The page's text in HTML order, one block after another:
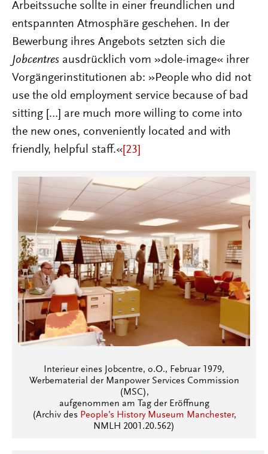
Arbeitssuche sollte in einer freundlichen und
entspannten Atmosphäre geschehen. In der
Bewerbung ihres Angebots setzten sich die
Jobcentres ausdrücklich vom »dole-image« ihrer
Vorgängerinstitutionen ab: »People who did not
use the old employment service because of bad
sitting […] are much more willing to come into
the new ones, conveniently located and with
friendly, helpful staff.« [23]
Interieur eines Jobcentre, o.O., Februar 1979,
Werbematerial der Manpower Services Commission
(MSC),
aufgenommen am Tag der Eröffnung
(Archiv des People’s History Museum Manchester,
NMLH 2001.20.562)